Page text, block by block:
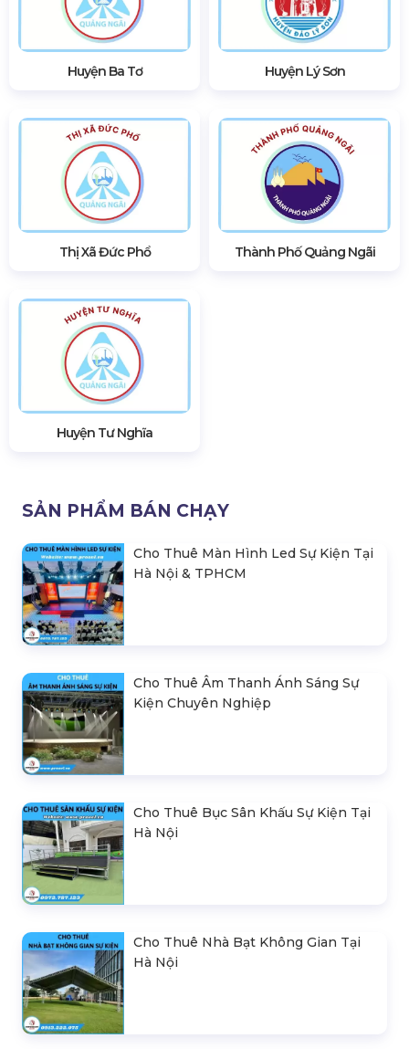
Huyện Ba Tơ Huyện Lý Sơn
Thị Xã Đức Phổ Thành Phố Quảng Ngãi
Huyện Tư Nghĩa
SẢN PHẨM BÁN CHẠY
Cho Thuê Màn Hình Led Sự Kiện Tại
Hà Nội & TPHCM
Cho Thuê Âm Thanh Ánh Sáng Sự
Kiện Chuyên Nghiệp
Cho Thuê Bục Sân Khấu Sự Kiện Tại
Hà Nội
Cho Thuê Nhà Bạt Không Gian Tại
Hà Nội